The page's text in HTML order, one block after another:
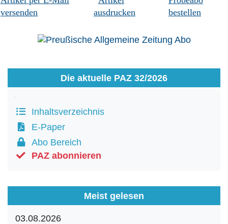
versenden
ausdrucken
bestellen
Die aktuelle PAZ 32/2026
Inhaltsverzeichnis
E-Paper
Abo Bereich
PAZ abonnieren
Meist gelesen
03.08.2026